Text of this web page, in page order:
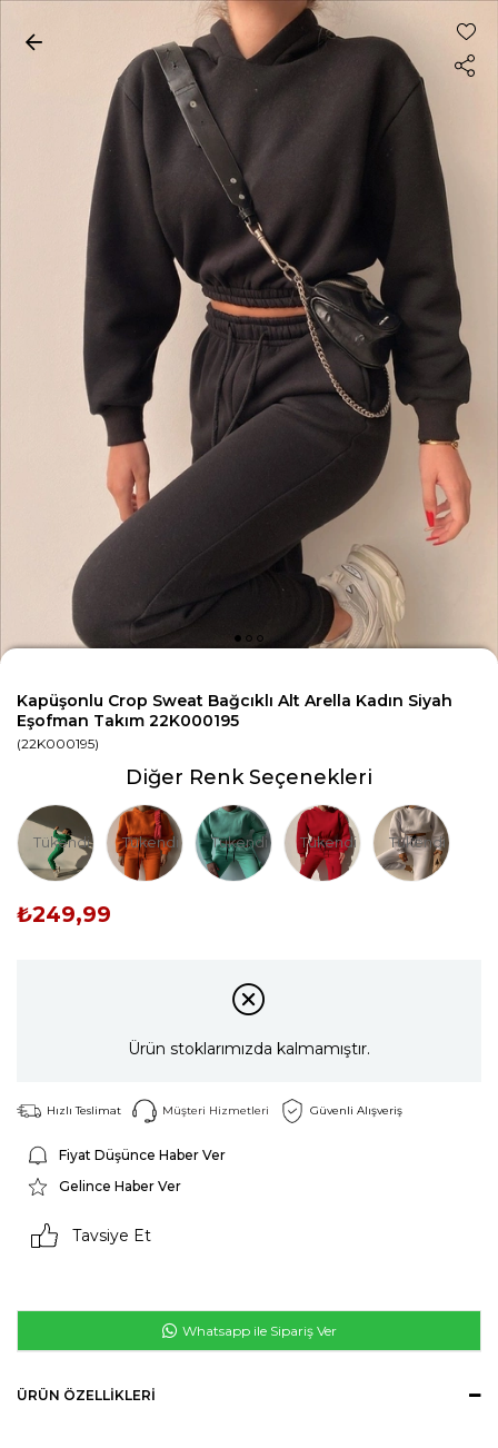
Kapüşonlu Crop Sweat Bağcıklı Alt Arella Kadın Siyah
Eşofman Takım 22K000195
(22K000195)
Diğer Renk Seçenekleri
Tükendi Tükendi Tükendi Tükendi Tükendi
₺249,99
Ürün stoklarımızda kalmamıştır.
Hızlı Teslimat Müşteri Hizmetleri Güvenli Alışveriş
Fiyat Düşünce Haber Ver
Gelince Haber Ver
Tavsiye Et
Whatsapp ile Sipariş Ver
ÜRÜN ÖZELLIKLERI